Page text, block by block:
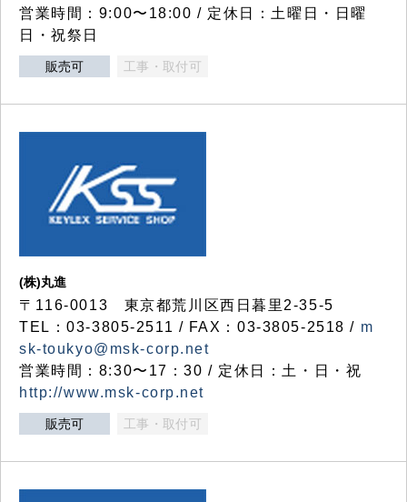
営業時間：9:00〜18:00 / 定休日：土曜日・日曜
日・祝祭日
販売可 工事・取付可
(株)丸進
〒116-0013 東京都荒川区西日暮里2-35-5
TEL：03-3805-2511 / FAX：03-3805-2518 / m
sk-toukyo@msk-corp.net
営業時間：8:30〜17：30 / 定休日：土・日・祝
http://www.msk-corp.net
販売可 工事・取付可